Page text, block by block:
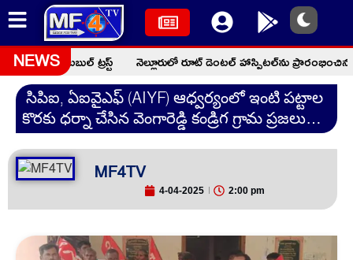
NEWS
చారిటబుల్ ట్రస్ట్ నెల్లూరులో రూట్ డెంటల్ హాస్పిటల్‌ను ప్రారంభించిన
సిపిఐ, ఏఐవైఎఫ్ (AIYF) ఆధ్వర్యంలో ఇంటి పట్టాల
కొరకు ధర్నా చేసిన వెంగారెడ్డి కండ్రిగ గ్రామ ప్రజలు…
MF4TV
4-04-2025 2:00 pm